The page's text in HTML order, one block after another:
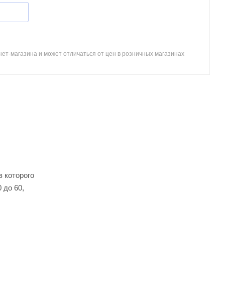
магазина и может отличаться от цен в розничных магазинах
до 60,